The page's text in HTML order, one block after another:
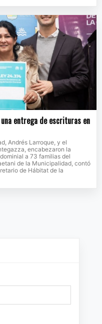
entrega de escrituras en
Andrés Larroque, y el
encabezaron la
a 73 familias del
de la Municipalidad, contó
de Hábitat de la